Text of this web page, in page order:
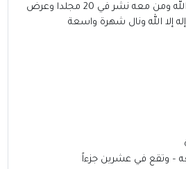
أبناء أبي بكر – محمد رسول الله ومن معه نشر في 20 مجلدا وعرض
إلا الله ونال شهرة واسعة
– وتقع في عشرين جزءاً